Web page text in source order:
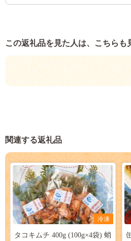
この返礼品を見た人は、こちらも
関連する返礼品
冷凍
タコキムチ 400g (100g×4袋) 蛸